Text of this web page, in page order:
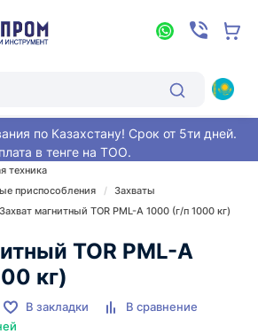
по Казахстану! Срок от 5ти дней.
в тенге на ТОО.
техника
приспособления
Захваты
Захват магнитный TOR PML-A 1000 (г/п 1000 кг)
TOR PML-A
кг)
В закладки
В сравнение